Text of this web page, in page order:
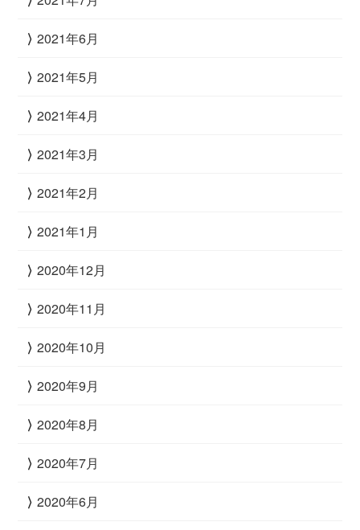
2021年6月
2021年5月
2021年4月
2021年3月
2021年2月
2021年1月
2020年12月
2020年11月
2020年10月
2020年9月
2020年8月
2020年7月
2020年6月